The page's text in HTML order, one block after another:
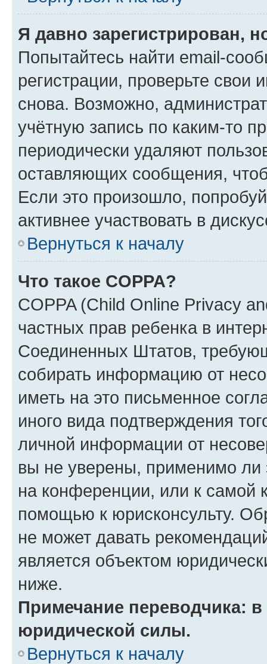
Я давно зарегистрирован,
Попытайтесь найти email-
регистрации, проверьте свои
снова. Возможно,
учётную запись по каким-то
периодически удаляют
оставляющих сообщения,
Если это произошло,
активнее участвовать в
Вернуться к началу
Что такое COPPA?
COPPA (Child Online Privacy
частных прав ребенка в
Соединенных Штатов,
собирать информацию от
иметь на это письменное
иного вида подтверждения
личной информации от
вы не уверены, применимо ли
на конференции, или к самой
помощью к юрисконсульту.
не может давать
является объектом
ниже.
Примечание переводчика:
юридической силы.
Вернуться к началу